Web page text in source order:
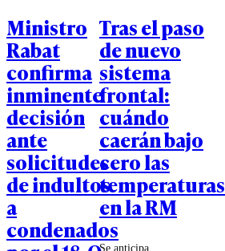
Ministro
Rabat
confirma
inminente
decisión
ante
solicitudes
de indultos
a
condenados
Tras el paso
de nuevo
sistema
frontal:
cuándo
caerán bajo
cero las
temperaturas
en la RM
Se anticipa